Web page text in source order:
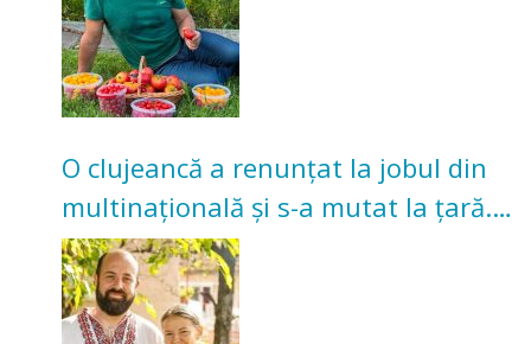
O clujeancă a renunțat la jobul din
multinațională și s-a mutat la țară.
Acum cultivă legume în grădina
bunicilor